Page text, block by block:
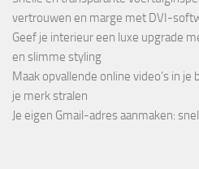
vertrouwen en marge met DVI-
Geef je interieur een luxe upgrade
en slimme styling
Maak opvallende online video’s in
je merk stralen
Je eigen Gmail-adres aanmaken: